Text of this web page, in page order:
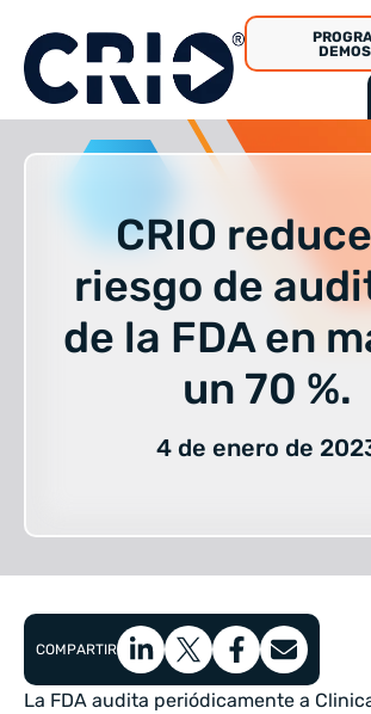
contenido
CRIO
riesgo de
de la FDA en
un 70 %.
4 de enero de
COMPARTIR
La FDA audita periódicamente a